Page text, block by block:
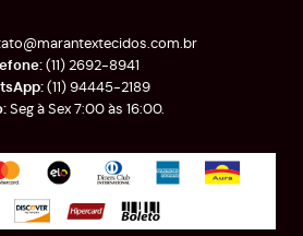
(11)2692-8941
(11)94445-2189
Seg à Sex 7:00 às 16:00.